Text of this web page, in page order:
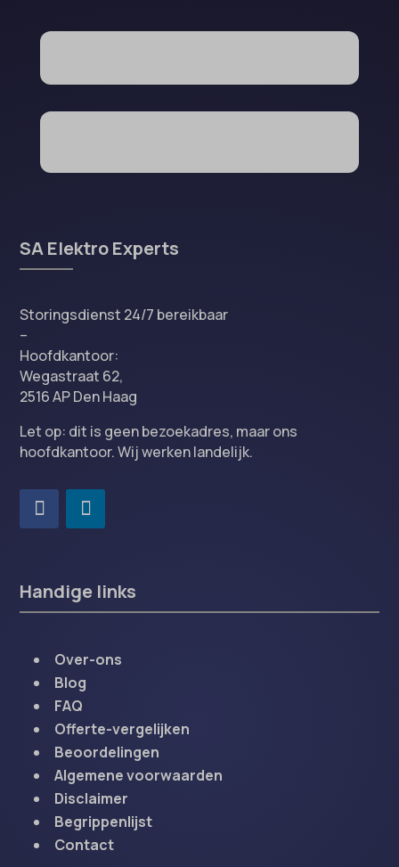
SA Elektro Experts
Storingsdienst 24/7 bereikbaar
–
Hoofdkantoor:
Wegastraat 62,
2516 AP Den Haag
Let op: dit is geen bezoekadres, maar ons
hoofdkantoor. Wij werken landelijk.
Handige links
Over-ons
Blog
FAQ
Offerte-vergelijken
Beoordelingen
Algemene voorwaarden
Disclaimer
Begrippenlijst
Contact